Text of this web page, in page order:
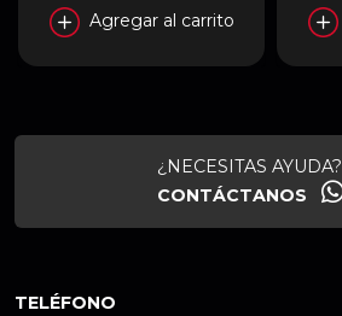
Agregar al carrito
¿NECESITAS AYUDA?
CONTÁCTANOS
TELÉFONO